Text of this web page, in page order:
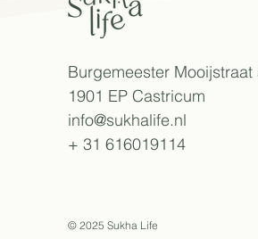
Burgemeester Mooijstraat
1901 EP Castricum
info@sukhalife.nl
+ 31 616019114
© 2025 Sukha Life